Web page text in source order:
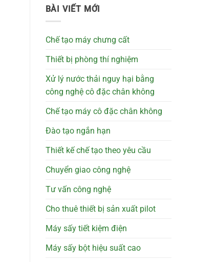
BÀI VIẾT MỚI
Chế tạo máy chưng cất
Thiết bị phòng thí nghiệm
Xử lý nước thải nguy hại bằng
công nghệ cô đặc chân không
Chế tạo máy cô đặc chân không
Đào tạo ngắn hạn
Thiết kế chế tạo theo yêu cầu
Chuyển giao công nghệ
Tư vấn công nghệ
Cho thuê thiết bị sản xuất pilot
Máy sấy tiết kiệm điện
Máy sấy bột hiệu suất cao